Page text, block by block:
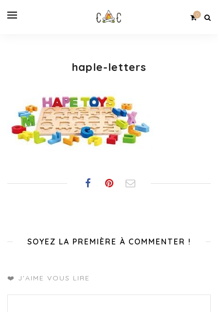
0
haple-letters
SOYEZ LA PREMIÈRE À COMMENTER !
❤️ J'AIME VOUS LIRE